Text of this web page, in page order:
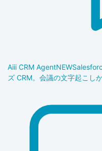
Aiii CRM AgentNEW
ズ CRM。会議の文字起こし